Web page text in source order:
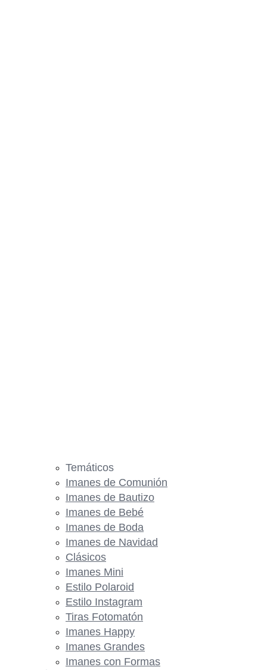
Temáticos
Imanes de Comunión
Imanes de Bautizo
Imanes de Bebé
Imanes de Boda
Imanes de Navidad
Clásicos
Imanes Mini
Estilo Polaroid
Estilo Instagram
Tiras Fotomatón
Imanes Happy
Imanes Grandes
Imanes con Formas